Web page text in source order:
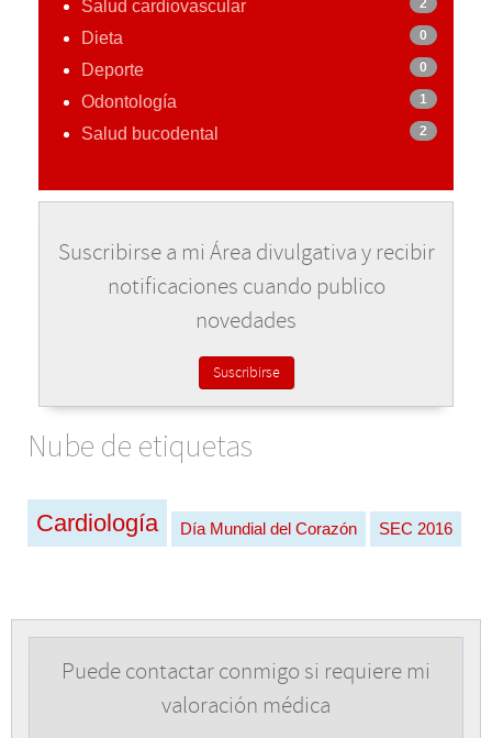
Salud cardiovascular 2
Dieta 0
Deporte 0
Odontología 1
Salud bucodental 2
Suscribirse a mi Área divulgativa y recibir
notificaciones cuando publico
novedades
Suscribirse
Nube de etiquetas
Cardiología Día Mundial del Corazón SEC 2016
Puede contactar conmigo si requiere mi
valoración médica